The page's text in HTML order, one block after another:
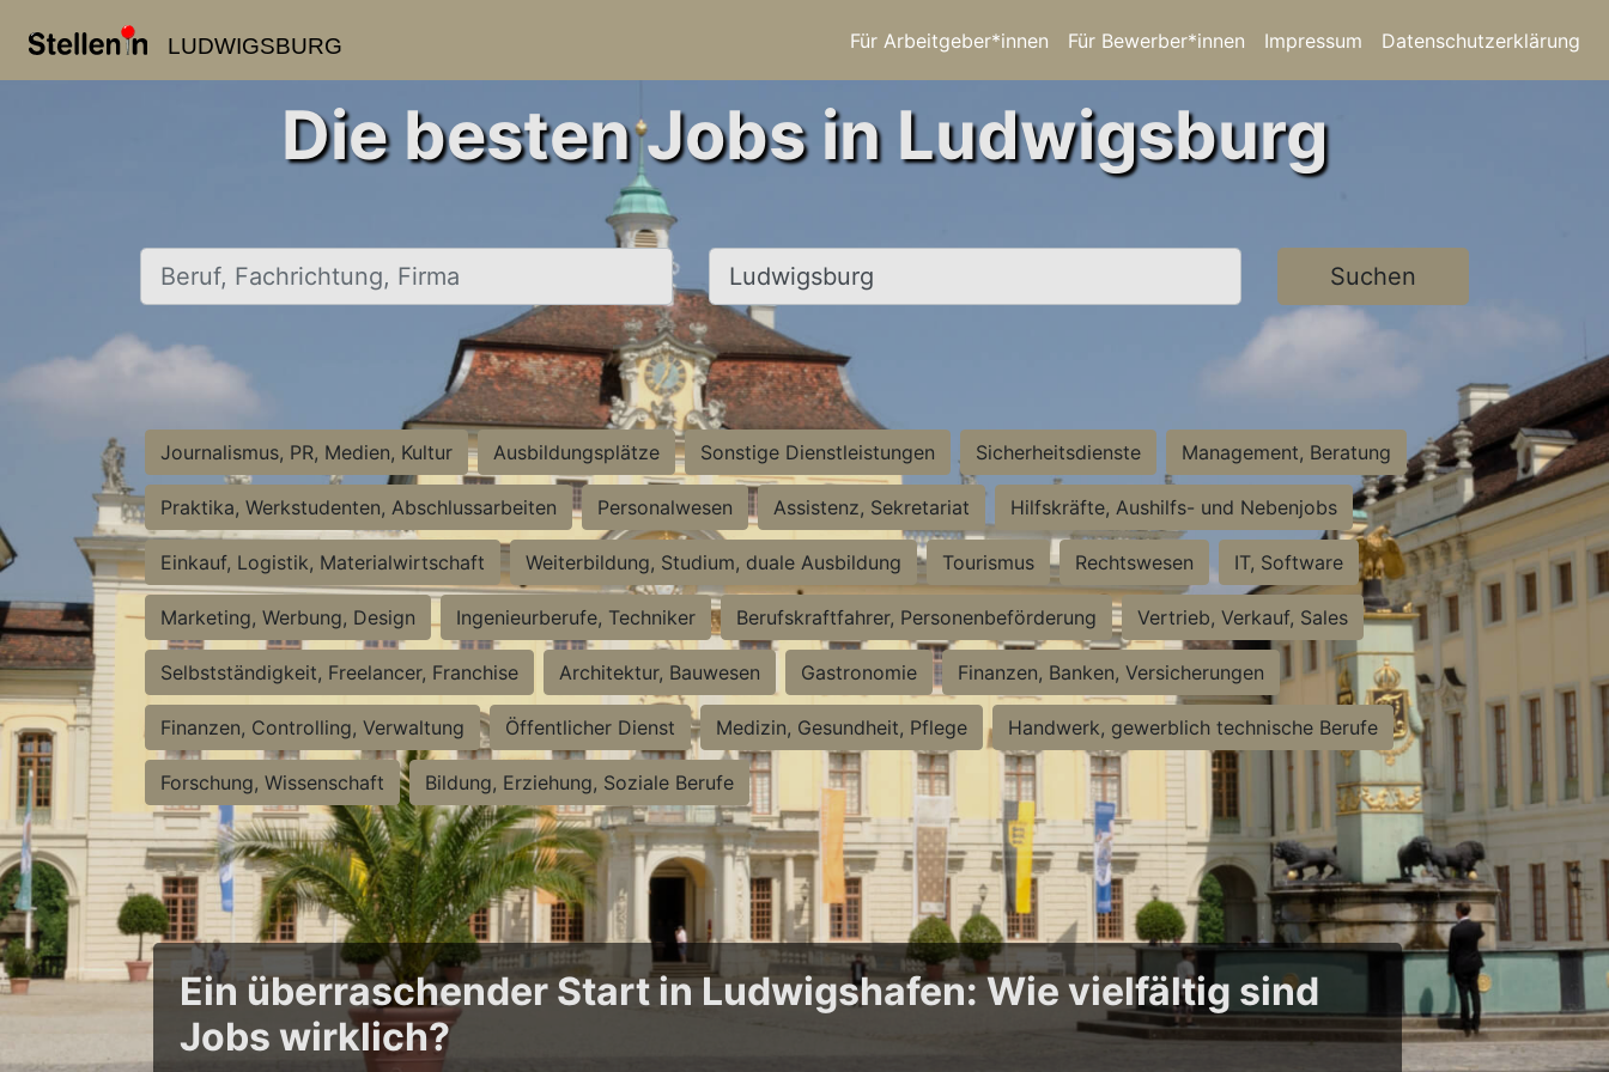
LUDWIGSBURG Für Arbeitgeber*innen Für Bewerber*innen Impressum Datenschutzerklärung
Die besten Jobs in Ludwigsburg
Beruf, Fachrichtung, Firma Ort, Stadt Suchen
Journalismus, PR, Medien, Kultur Ausbildungsplätze Sonstige Dienstleistungen Sicherheitsdienste Management, Beratung
Praktika, Werkstudenten, Abschlussarbeiten Personalwesen Assistenz, Sekretariat Hilfskräfte, Aushilfs- und Nebenjobs
Einkauf, Logistik, Materialwirtschaft Weiterbildung, Studium, duale Ausbildung Tourismus Rechtswesen IT, Software
Marketing, Werbung, Design Ingenieurberufe, Techniker Berufskraftfahrer, Personenbeförderung Vertrieb, Verkauf, Sales
Selbstständigkeit, Freelancer, Franchise Architektur, Bauwesen Gastronomie Finanzen, Banken, Versicherungen
Finanzen, Controlling, Verwaltung Öffentlicher Dienst Medizin, Gesundheit, Pflege Handwerk, gewerblich technische Berufe
Forschung, Wissenschaft Bildung, Erziehung, Soziale Berufe
Ein überraschender Start in Ludwigshafen: Wie vielfältig sind
Jobs wirklich?